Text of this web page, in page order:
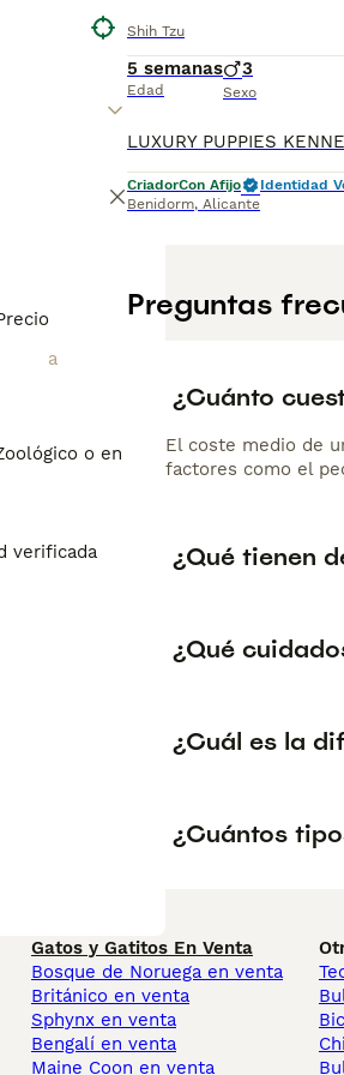
o en el
verificada
Shih Tzu
5 semanas
Edad
3
Sexo
CriadorCon Afijo
Identidad
Benidorm, Alicante
Preguntas
¿Cuánto
El coste medio de
factores como el
¿Qué tienen
¿Qué
¿Cuál es la
¿Cuántos
Gatos y Gatitos En Venta
Bosque de Noruega en venta
Británico en venta
Sphynx en venta
Bengalí en venta
Maine Coon en venta